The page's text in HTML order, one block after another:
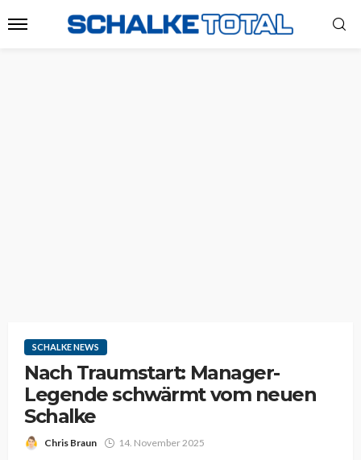
SCHALKE NEWS
Nach Traumstart: Manager-
Legende schwärmt vom neuen
Schalke
Chris Braun 14. November 2025